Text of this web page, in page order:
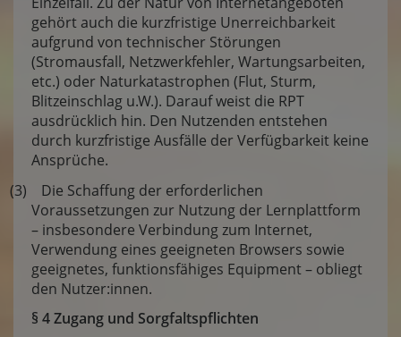
gehört auch die kurzfristige Unerreichbarkeit
aufgrund von technischer Störungen
(Stromausfall, Netzwerkfehler, Wartungsarbeiten,
etc.) oder Naturkatastrophen (Flut, Sturm,
Blitzeinschlag u.W.). Darauf weist die RPT
ausdrücklich hin. Den Nutzenden entstehen
durch kurzfristige Ausfälle der Verfügbarkeit keine
Ansprüche.
(3) Die Schaffung der erforderlichen
Voraussetzungen zur Nutzung der Lernplattform
– insbesondere Verbindung zum Internet,
Verwendung eines geeigneten Browsers sowie
geeignetes, funktionsfähiges Equipment – obliegt
den Nutzer:innen.
§ 4 Zugang und Sorgfaltspflichten